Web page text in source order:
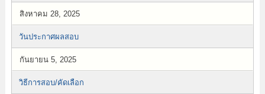
สิงหาคม 28, 2025
วันประกาศผลสอบ
กันยายน 5, 2025
วิธีการสอบ/คัดเลือก